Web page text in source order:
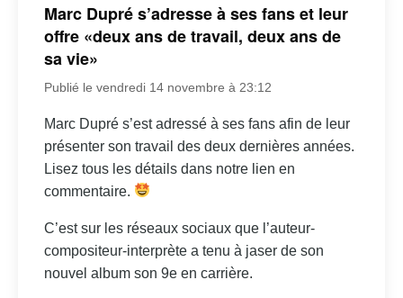
Marc Dupré s’adresse à ses fans et leur
offre «deux ans de travail, deux ans de
sa vie»
Publié le vendredi 14 novembre à 23:12
Marc Dupré s’est adressé à ses fans afin de leur
présenter son travail des deux dernières années.
Lisez tous les détails dans notre lien en
commentaire.
C’est sur les réseaux sociaux que l’auteur-
compositeur-interprète a tenu à jaser de son
nouvel album son 9e en carrière.